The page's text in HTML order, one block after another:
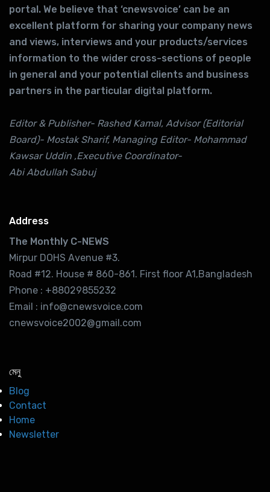
portal. We believe that ‘cnewsvoice’ can be an
excellent platform for sharing your company news
and views, interviews and your products/services
information to the wider cross-sections of people
in general and your potential clients and business
partners in the particular digital platform.
Editor & Publisher- Rashed Kamal, Advisor (Editorial
Board)- Mostak Sharif, Managing Editor- Mohammad
Kawsar Uddin ,Executive Coordinator-
Abi Abdullah Sabuj
Address
The Monthly C-NEWS
Mirpur DOHS Avenue #3.
Road #12. House # 860-861. First floor A1,Bangladesh
Phone : +88029855232
Email : info@cnewsvoice.com
cnewsvoice2002@gmail.com
মেনু
Blog
Contact
Home
Newsletter